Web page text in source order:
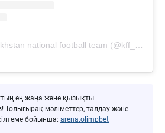
ең жаңа және қызықты
мәліметтер, талдау және
бойынша: arena.olimpbet